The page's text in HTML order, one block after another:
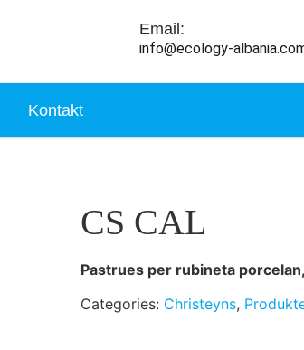
Email:
info@ecology-
Kontakt
CS CAL
Pastrues per rubineta
Categories: Christeyns,